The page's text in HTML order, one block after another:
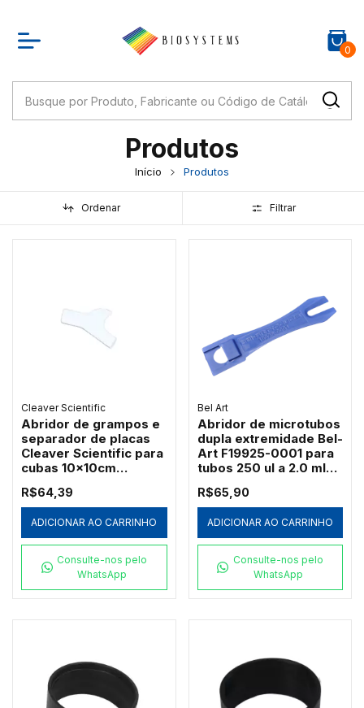
0
Produtos
Início Produtos
Ordenar Filtrar
Cleaver Scientific
Abridor de grampos e
separador de placas
Cleaver Scientific para
cubas 10x10cm
R$64,39
ADICIONAR AO CARRINHO
Consulte-nos pelo
WhatsApp
Bel Art
Abridor de microtubos
dupla extremidade Bel-
Art F19925-0001 para
tubos 250 ul a 2.0 ml
R$65,90
ADICIONAR AO CARRINHO
Consulte-nos pelo
WhatsApp